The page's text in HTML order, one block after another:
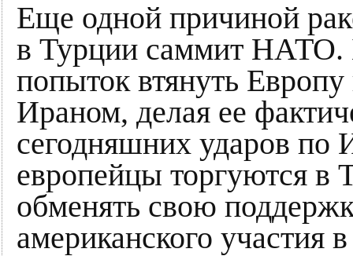
Еще одной причиной
в Турции саммит НАТО.
попыток втянуть
Ираном, делая ее
сегодняшних ударов по
европейцы торгуются в
обменять свою
американского участия